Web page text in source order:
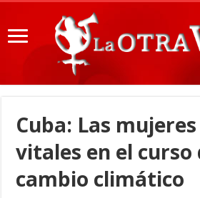
Cuba: Las
vitales en el curso
cambio climático